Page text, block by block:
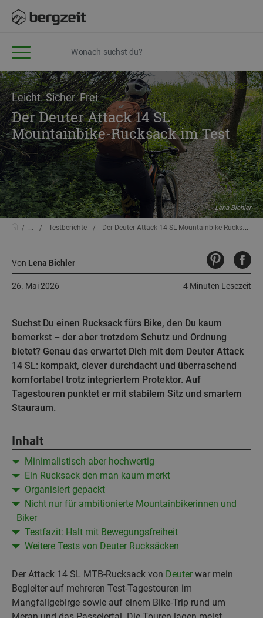
Leicht. Sicher. Frei
Der Deuter Attack 14 SL
Mountainbike-Rucksack im Test
Lena Bichler
... Testberichte Der Deuter Attack 14 SL Mountainbike-Rucksack im Test
Von Lena Bichler
4 Minuten Lesezeit
26. Mai 2026
Suchst Du einen Rucksack fürs Bike, den Du kaum
bemerkst – der aber trotzdem Schutz und Ordnung
bietet? Genau das erwartet Dich mit dem Deuter Attack
14 SL: kompakt, clever durchdacht und überraschend
komfortabel trotz integriertem Protektor. Auf
Tagestouren punktet er mit stabilem Sitz und smartem
Stauraum.
Inhalt
Minimalistisch aber hochwertig
Ein Rucksack den man kaum merkt
Organisiert gepackt
Nicht nur für ambitionierte Mountainbikerinnen und
Biker
Testfazit: Halt mit Bewegungsfreiheit
Weitere Tests von Deuter Rucksäcken
Der Attack 14 SL MTB-Rucksack von Deuter war mein
Begleiter auf mehreren Test-Tagestouren im
Mangfallgebirge sowie auf einem Bike-Trip rund um